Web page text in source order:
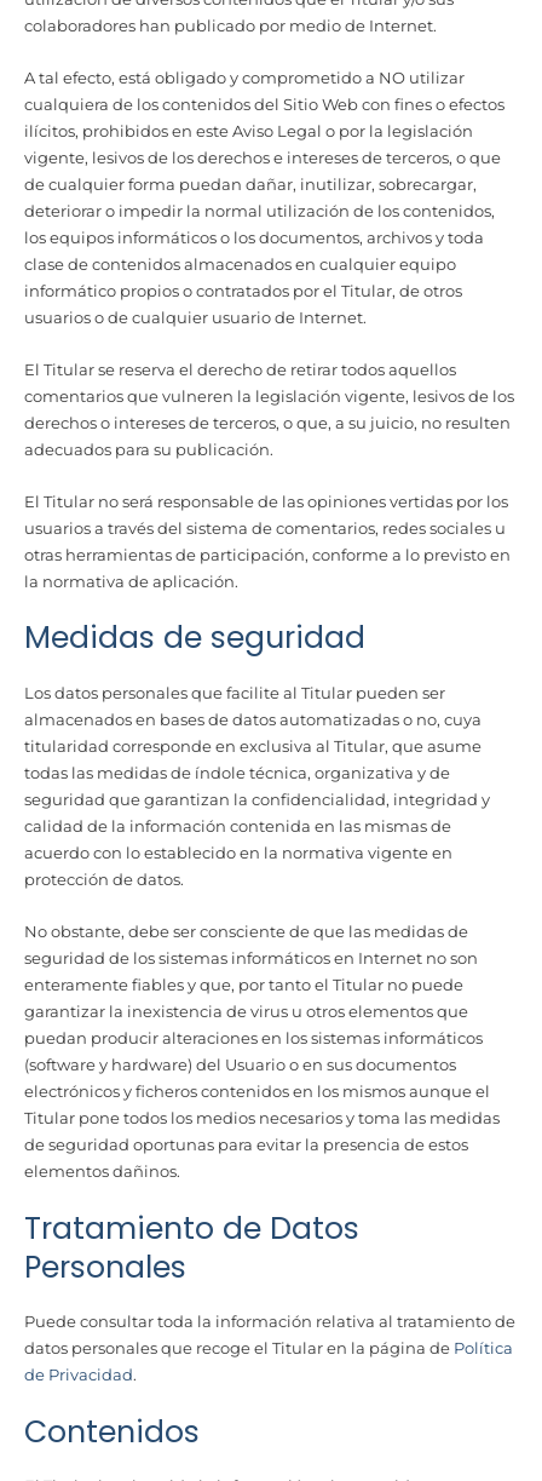
colaboradores han publicado por medio de Internet.
A tal efecto, está obligado y comprometido a NO utilizar
cualquiera de los contenidos del Sitio Web con fines o efectos
ilícitos, prohibidos en este Aviso Legal o por la legislación
vigente, lesivos de los derechos e intereses de terceros, o que
de cualquier forma puedan dañar, inutilizar, sobrecargar,
deteriorar o impedir la normal utilización de los contenidos,
los equipos informáticos o los documentos, archivos y toda
clase de contenidos almacenados en cualquier equipo
informático propios o contratados por el Titular, de otros
usuarios o de cualquier usuario de Internet.
El Titular se reserva el derecho de retirar todos aquellos
comentarios que vulneren la legislación vigente, lesivos de los
derechos o intereses de terceros, o que, a su juicio, no resulten
adecuados para su publicación.
El Titular no será responsable de las opiniones vertidas por los
usuarios a través del sistema de comentarios, redes sociales u
otras herramientas de participación, conforme a lo previsto en
la normativa de aplicación.
Medidas de seguridad
Los datos personales que facilite al Titular pueden ser
almacenados en bases de datos automatizadas o no, cuya
titularidad corresponde en exclusiva al Titular, que asume
todas las medidas de índole técnica, organizativa y de
seguridad que garantizan la confidencialidad, integridad y
calidad de la información contenida en las mismas de
acuerdo con lo establecido en la normativa vigente en
protección de datos.
No obstante, debe ser consciente de que las medidas de
seguridad de los sistemas informáticos en Internet no son
enteramente fiables y que, por tanto el Titular no puede
garantizar la inexistencia de virus u otros elementos que
puedan producir alteraciones en los sistemas informáticos
(software y hardware) del Usuario o en sus documentos
electrónicos y ficheros contenidos en los mismos aunque el
Titular pone todos los medios necesarios y toma las medidas
de seguridad oportunas para evitar la presencia de estos
elementos dañinos.
Tratamiento de Datos
Personales
Puede consultar toda la información relativa al tratamiento de
datos personales que recoge el Titular en la página de Política
de Privacidad.
Contenidos